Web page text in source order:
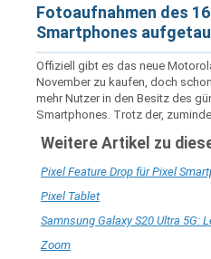
Fotoaufnahmen des
Smartphones
Offiziell gibt es das neue
November zu kaufen, doch
mehr Nutzer in den Besitz des
Smartphones. Trotz der,
Weitere Artikel zu
Pixel Feature Drop für Pixel
Pixel Tablet
Samnsung Galaxy S20 Ultra 5G:
Zoom